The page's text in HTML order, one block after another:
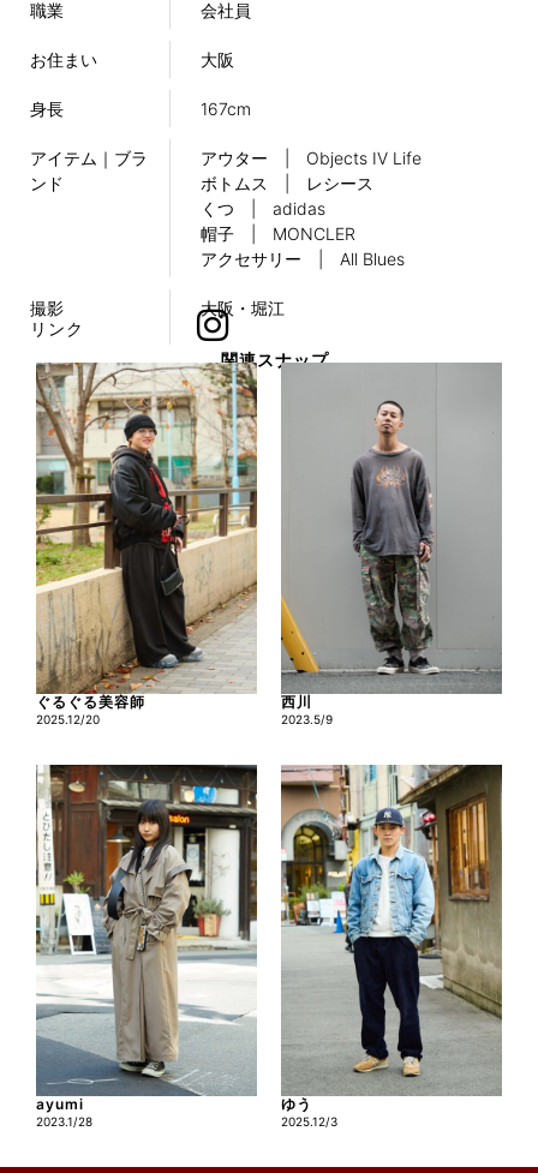
職業 会社員
お住まい 大阪
身長 167cm
アイテム｜ブラ
ンド
アウター | Objects IV Life
ボトムス | レシース
くつ | adidas
帽子 | MONCLER
アクセサリー | All Blues
撮影
大阪・堀江
リンク
関連スナップ
ぐるぐる美容師
2025.12/20
西川
2023.5/9
ayumi
2023.1/28
ゆう
2025.12/3